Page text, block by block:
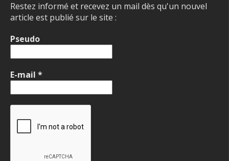
Restez informé et recevez un mail dès qu'un nouvel
article est publié sur le site :
Pseudo
E-mail *